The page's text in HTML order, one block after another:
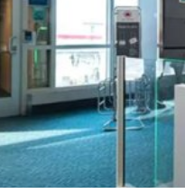
(Air Canada) เปิดตัวโครง
ารถใช้เทคโนโลยีจดจำใบห
าวออกแบบมาเพื่อช่วยให้กา
ราบรื่น แถมยังช่วยทุ่นแรงพ
อมูลส่วนบุคคลมากขึ้น การ
เริ่มให้บริการกับลูกค้าที่อ
าชาติแวนคูเวอร์ (YVR) ไปยั
าย การระบุตัวตนแบบดิจิทัลไ
ร| 1258 days ago